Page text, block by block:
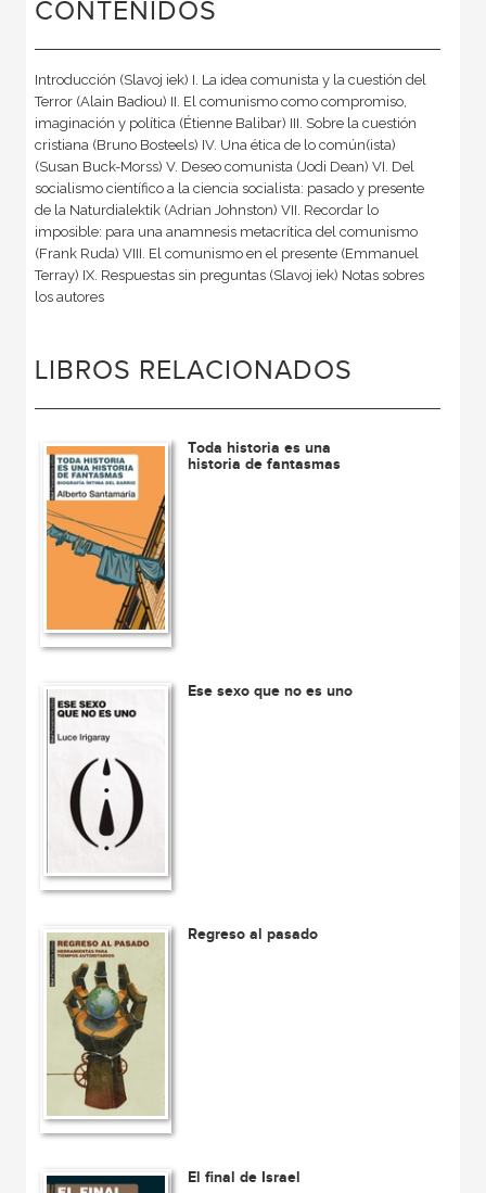
CONTENIDOS
Introducción (Slavoj iek) I. La idea comunista y la cuestión del
Terror (Alain Badiou) II. El comunismo como compromiso,
imaginación y política (Étienne Balibar) III. Sobre la cuestión
cristiana (Bruno Bosteels) IV. Una ética de lo común(ista)
(Susan Buck-Morss) V. Deseo comunista (Jodi Dean) VI. Del
socialismo científico a la ciencia socialista: pasado y presente
de la Naturdialektik (Adrian Johnston) VII. Recordar lo
imposible: para una anamnesis metacrítica del comunismo
(Frank Ruda) VIII. El comunismo en el presente (Emmanuel
Terray) IX. Respuestas sin preguntas (Slavoj iek) Notas sobres
los autores
LIBROS RELACIONADOS
Toda historia es una
historia de fantasmas
Ese sexo que no es uno
Regreso al pasado
El final de Israel